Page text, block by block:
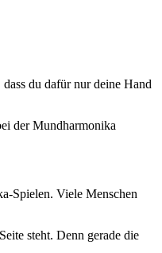
du dafür nur deine Hand
der Mundharmonika
Spielen. Viele Menschen
steht. Denn gerade die